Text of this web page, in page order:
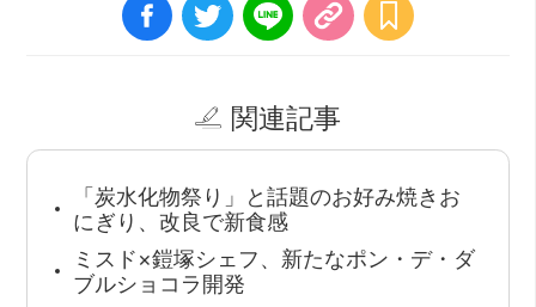
関連記事
「炭水化物祭り」と話題のお好み焼きお
にぎり、改良で新食感
ミスド×鎧塚シェフ、新たなポン・デ・ダ
ブルショコラ開発